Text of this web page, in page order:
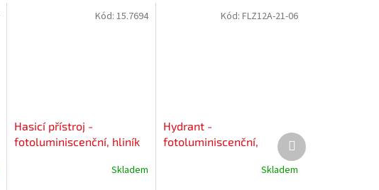
Hasicí přístroj -
fotoluminiscenční, hliník
Skladem
Kód:15.7694
Hydrant -
fotoluminiscenční,
Skladem
Kód: FLZ12A-21-06
Další
produkt